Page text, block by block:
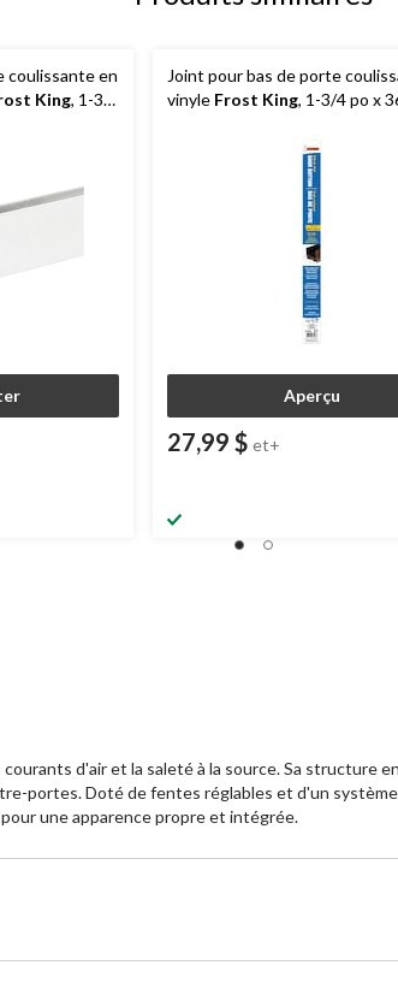
coulissante en
King, 1-3/4
Joint pour bas de porte
vinyle Frost King, 1-3/4 po x
Aperçu
27,99 $ et+
d'air et la saleté à la source. Sa structure
portes. Doté de fentes réglables et d'un
une apparence propre et intégrée.